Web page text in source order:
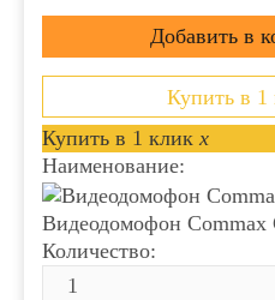
Купить в 1
Купить в 1 клик x
Наименование:
Видеодомофон Commax
Количество: